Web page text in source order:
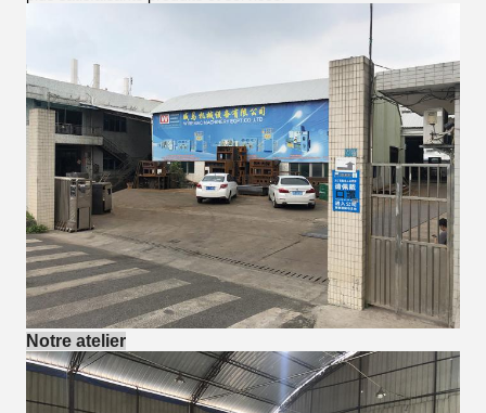
Notre atelier